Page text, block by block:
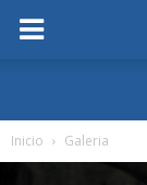
Inicio Galeria